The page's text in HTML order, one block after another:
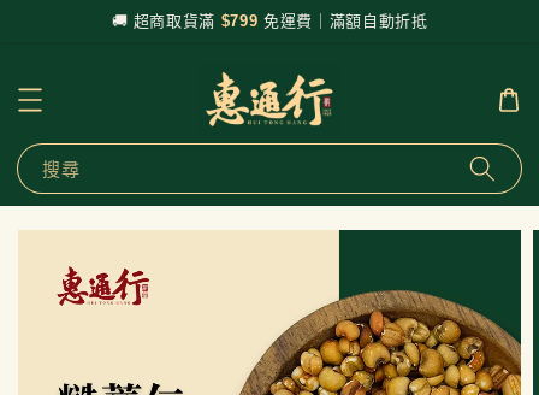
🚚 超商取貨滿 $799 免運費｜滿額自動折抵
搜尋